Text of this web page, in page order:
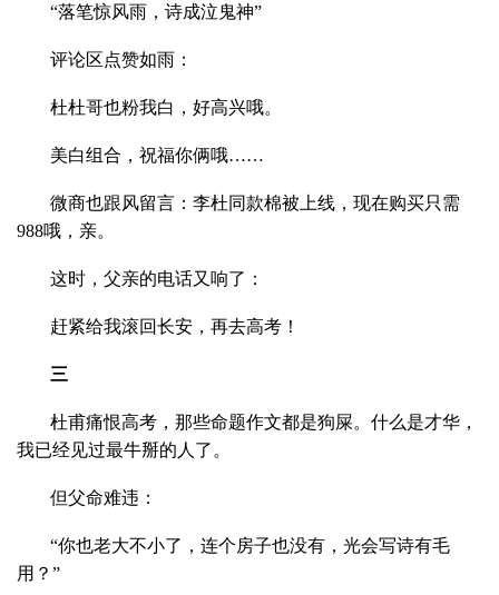
“落笔惊风雨，诗成泣鬼神”
评论区点赞如雨：
杜杜哥也粉我白，好高兴哦。
美白组合，祝福你俩哦……
微商也跟风留言：李杜同款棉被上线，现在购买只需
988哦，亲。
这时，父亲的电话又响了：
赶紧给我滚回长安，再去高考！
三
杜甫痛恨高考，那些命题作文都是狗屎。什么是才华，
我已经见过最牛掰的人了。
但父命难违：
“你也老大不小了，连个房子也没有，光会写诗有毛
用？”